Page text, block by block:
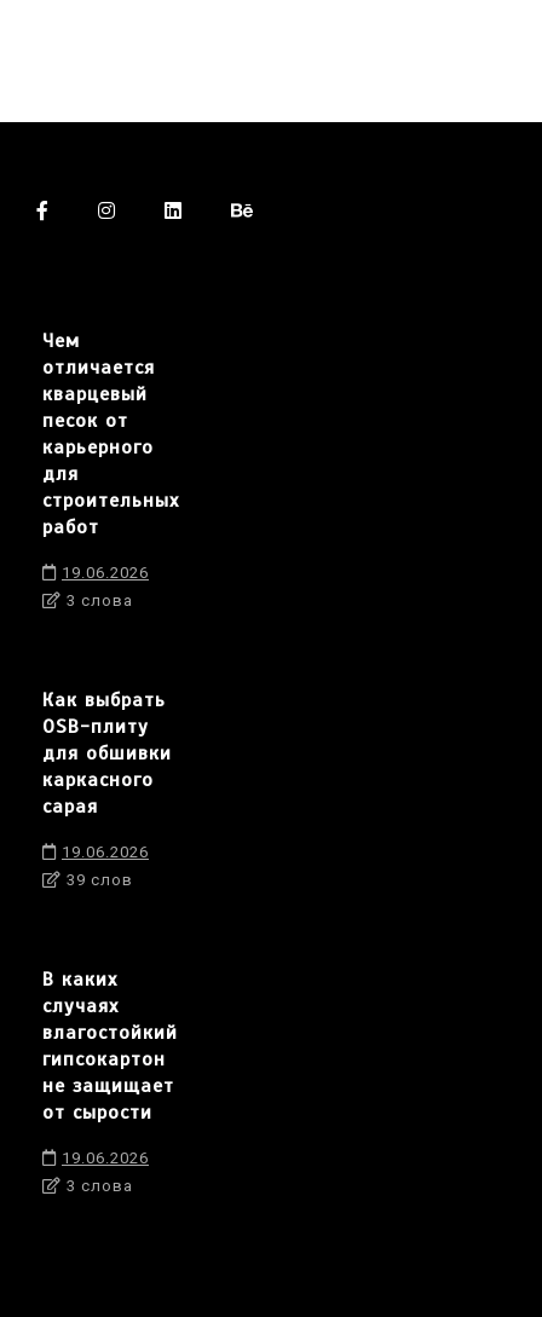
Чем
отличается
кварцевый
песок от
карьерного
для
строительных
работ
19.06.2026
3 слова
Как выбрать
OSB-плиту
для обшивки
каркасного
сарая
19.06.2026
39 слов
В каких
случаях
влагостойкий
гипсокартон
не защищает
от сырости
19.06.2026
3 слова